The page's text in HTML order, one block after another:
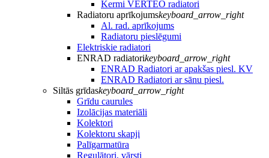
Kermi VERTEO radiatori
Radiatoru aprīkojumskeyboard_arrow_right
Al. rad. aprīkojums
Radiatoru pieslēgumi
Elektriskie radiatori
ENRAD radiatorikeyboard_arrow_right
ENRAD Radiatori ar apakšas piesl. KV
ENRAD Radiatori ar sānu piesl.
Siltās grīdaskeyboard_arrow_right
Grīdu caurules
Izolācijas materiāli
Kolektori
Kolektoru skapji
Palīgarmatūra
Regulātori, vārsti